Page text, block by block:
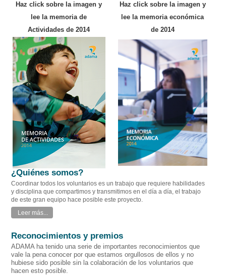
Haz click sobre la imagen y
lee la memoria de
Actividades de 2014
Haz click sobre la imagen y
lee la memoria económica
de 2014
¿Quiénes somos?
Coordinar todos los voluntarios es un trabajo que requiere habilidades
y disciplina que compartimos y transmitimos en el día a día, el trabajo
de este gran equipo hace posible este proyecto.
Leer más...
Reconocimientos y premios
ADAMA ha tenido una serie de importantes reconocimientos que
vale la pena conocer por que estamos orgullosos de ellos y no
hubiese sido posible sin la colaboración de los voluntarios que
hacen esto posible.